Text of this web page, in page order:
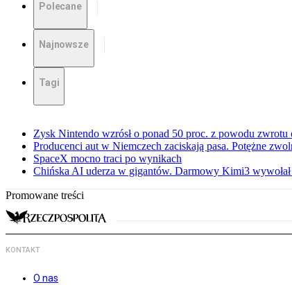
Polecane
Najnowsze
Tagi
Zysk Nintendo wzrósł o ponad 50 proc. z powodu zwrotu
Producenci aut w Niemczech zaciskają pasa. Potężne
SpaceX mocno traci po wynikach
Chińska AI uderza w gigantów. Darmowy Kimi3
Promowane treści
KONTAKT
O nas